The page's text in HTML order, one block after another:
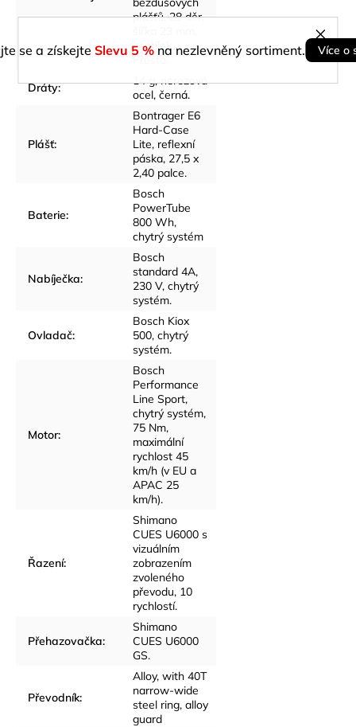
se a získejte Slevu 5 % na nezlevněný sortiment. Více o
plášťů, 28 děr,
ventilek
Presta.
Dráty:
14 g, nerezová
ocel, černá.
Plášť:
Bontrager E6
Hard-Case
Lite, reflexní
páska, 27,5 x
2,40 palce.
Baterie:
Bosch
PowerTube
800 Wh,
chytrý systém
Nabíječka:
Bosch
standard 4A,
230 V, chytrý
systém.
Ovladač:
Bosch Kiox
500, chytrý
systém.
Motor:
Bosch
Performance
Line Sport,
chytrý systém,
75 Nm,
maximální
rychlost 45
km/h (v EU a
APAC 25
km/h).
Řazení:
Shimano
CUES U6000 s
vizuálním
zobrazením
zvoleného
převodu, 10
rychlostí.
Přehazovačka:
Shimano
CUES U6000
GS.
Převodník:
Alloy, with 40T
narrow-wide
steel ring, alloy
guard